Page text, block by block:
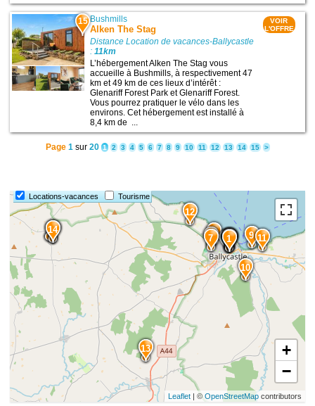
15 Bushmills
Alken The Stag
Distance Location de vacances-Ballycastle
:11km
L’hébergement Alken The Stag vous
accueille à Bushmills, à respectivement 47
km et 49 km de ces lieux d’intérêt :
Glenariff Forest Park et Glenariff Forest.
Vous pourrez pratiquer le vélo dans les
environs. Cet hébergement est installé à
8,4 km de ...
VOIR
L'OFFRE
Page 1sur 20 1 2 3 4 5 6 7 8 9 10 11 12 13 14 15 >
Locations-vacances Tourisme
15
14
13
12
11
10
9
8
7
6
5
4
3
2
1
+
−
Leaflet| © OpenStreetMapcontributors